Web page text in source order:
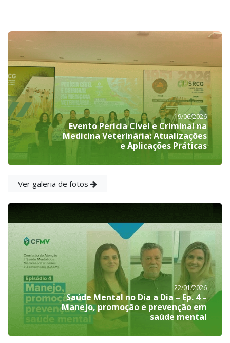
19/06/2026
Evento Perícia Cível e Criminal na
Medicina Veterinária: Atualizações
e Aplicações Práticas
Ver galeria de fotos
22/01/2026
Saúde Mental no Dia a Dia – Ep. 4 –
Manejo, promoção e prevenção em
saúde mental